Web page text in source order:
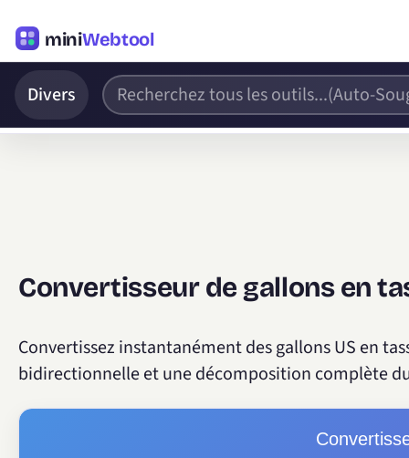
miniWebtool
Divers
Convertisseur de gallons en
Convertissez instantanément des gallons US en
bidirectionnelle et une décomposition complète